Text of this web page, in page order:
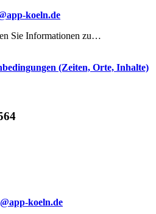
koeln.de
Sie Informationen zu…
(Zeiten, Orte, Inhalte)
koeln.de